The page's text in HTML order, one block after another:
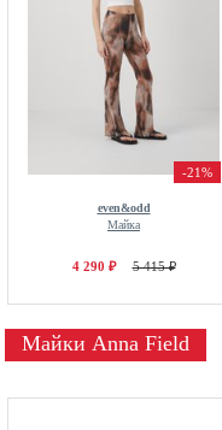
-21%
even&odd
Майка
4 290 ₽ 5 415 ₽
Майки Anna Field